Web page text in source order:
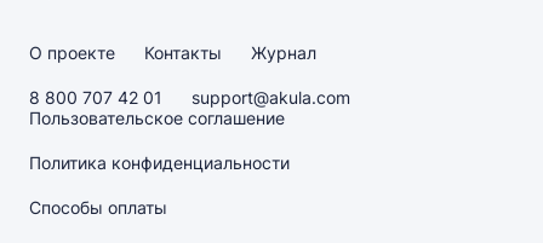
О проекте Контакты Журнал
8 800 707 42 01
support@akula.com
Пользовательское соглашение
Политика конфиденциальности
Способы оплаты